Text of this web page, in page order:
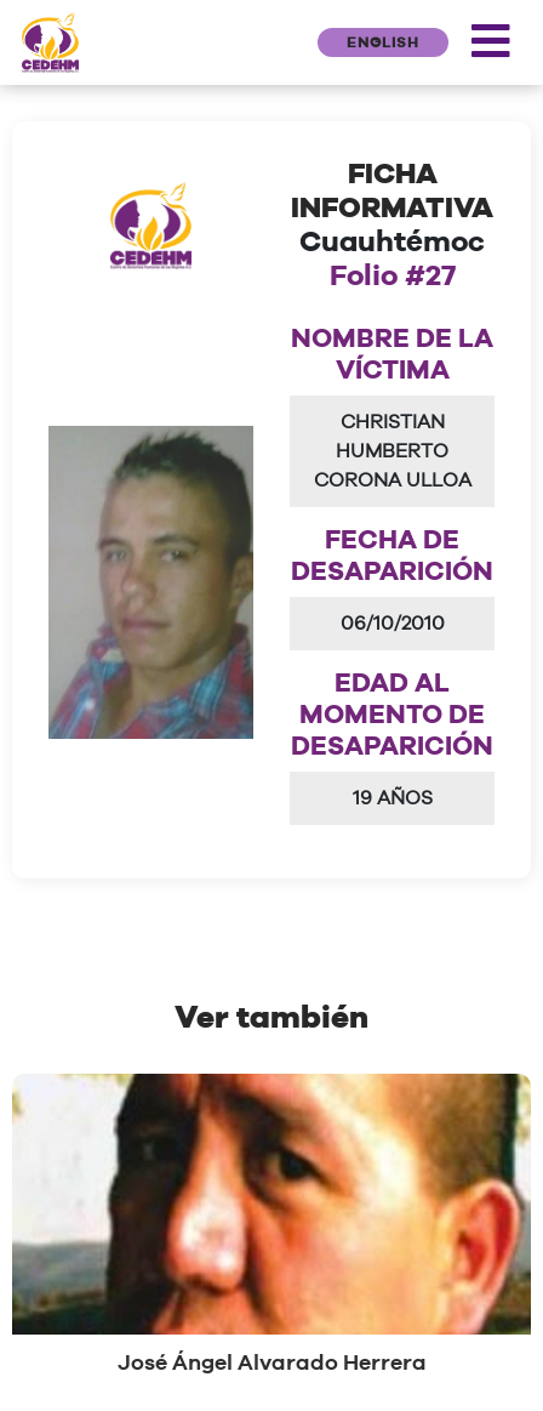
ENGLISH
FICHA
INFORMATIVA
Cuauhtémoc
Folio #27
NOMBRE DE LA
VÍCTIMA
CHRISTIAN
HUMBERTO
CORONA ULLOA
FECHA DE
DESAPARICIÓN
06/10/2010
EDAD AL
MOMENTO DE
DESAPARICIÓN
19 AÑOS
Ver también
José Ángel Alvarado Herrera